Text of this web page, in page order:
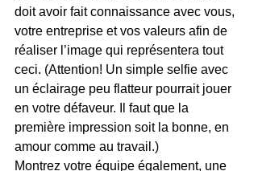
doit avoir fait connaissance avec vous,
votre entreprise et vos valeurs afin de
réaliser l’image qui représentera tout
ceci. (Attention! Un simple selfie avec
un éclairage peu flatteur pourrait jouer
en votre défaveur. Il faut que la
première impression soit la bonne, en
amour comme au travail.)
Montrez votre équipe également, une